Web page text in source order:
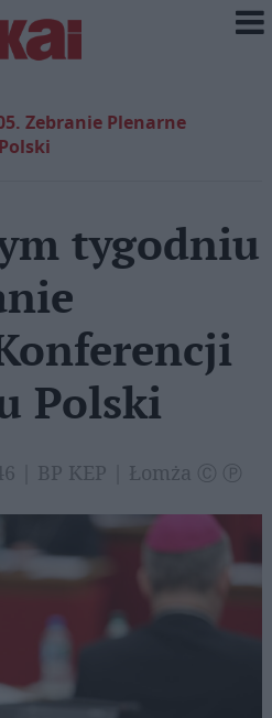
Zebranie Plenarne
tygodniu
Polski
| BP KEP | Łomża Ⓒ Ⓟ